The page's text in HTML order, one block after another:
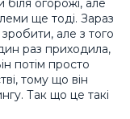
огорожі, але
ще тоді. Зараз
але з того
раз приходила,
потім просто
тому що він
Так що це такі